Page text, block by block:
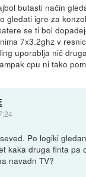
butasti način
gledati igre za
se ti bol
7x3.2ghz v
uporablja nič
cpu ni tako
Po logiki
kaka druga finta pa
navadn TV?